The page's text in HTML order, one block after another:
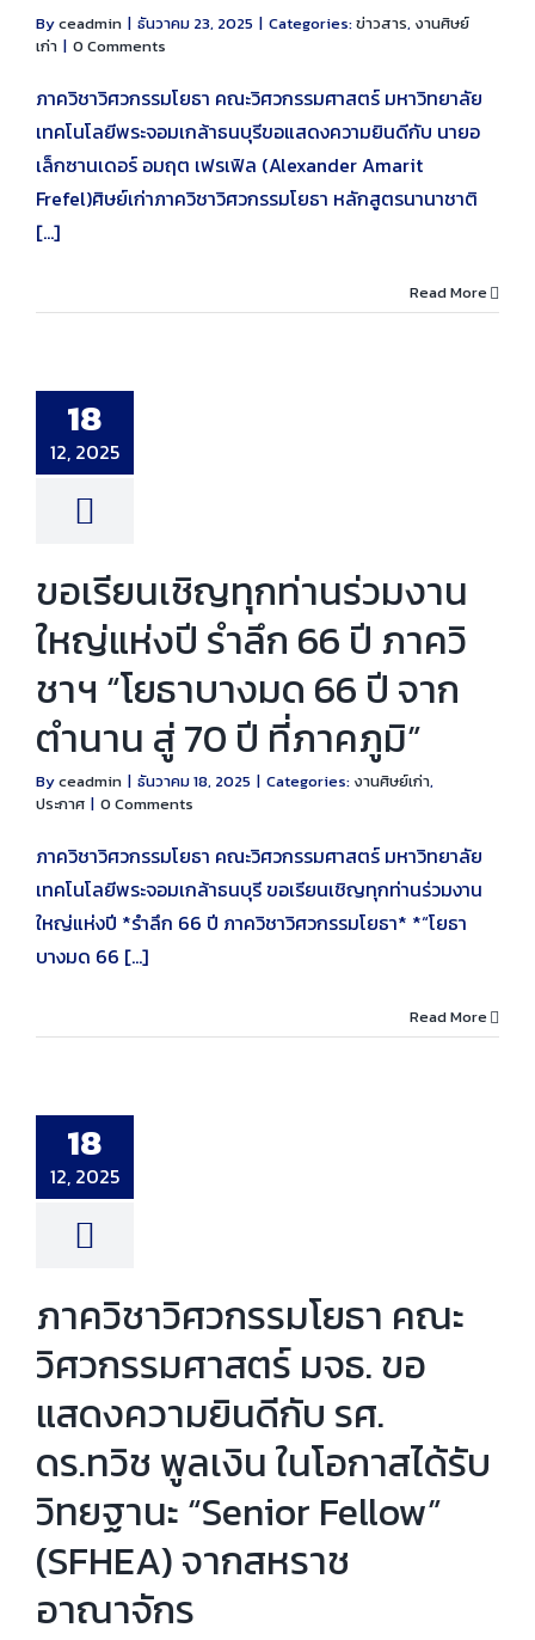
Byceadmin | ธันวาคม 23, 2025 | Categories:ข่าวสาร, งานศิษย์
เก่า | 0 Comments
ภาควิชาวิศวกรรมโยธา คณะวิศวกรรมศาสตร์ มหาวิทยาลัย
เทคโนโลยีพระจอมเกล้าธนบุรีขอแสดงความยินดีกับ นายอ
เล็กซานเดอร์ อมฤต เฟรเฟิล (Alexander Amarit
Frefel)ศิษย์เก่าภาควิชาวิศวกรรมโยธา หลักสูตรนานาชาติ
[...]
Read More
18
12, 2025
ห่งปี รำลึก 66
ฯ “โยธาบางมด
ตำนาน สู่ 70 ปี
ประกาศ
ขอเรียนเชิญทุกท่านร่วมงาน
ใหญ่แห่งปี รำลึก 66 ปี ภาควิ
ชาฯ “โยธาบางมด 66 ปี จาก
ตำนาน สู่ 70 ปี ที่ภาคภูมิ”
Byceadmin | ธันวาคม 18, 2025 | Categories: งานศิษย์เก่า,
ประกาศ | 0 Comments
ภาควิชาวิศวกรรมโยธา คณะวิศวกรรมศาสตร์ มหาวิทยาลัย
เทคโนโลยีพระจอมเกล้าธนบุรี ขอเรียนเชิญทุกท่านร่วมงาน
ใหญ่แห่งปี *รำลึก 66 ปี ภาควิชาวิศวกรรมโยธา* *“โยธา
บางมด 66 [...]
Read More
18
12, 2025
ร.ทวิช พูลเงิน
ได้รับวิทยฐานะ
Fellow”
จากสหราช
าณาจักร
งานศิษย์เก่า
ภาควิชาวิศวกรรมโยธา คณะ
วิศวกรรมศาสตร์ มจธ. ขอ
แสดงความยินดีกับ รศ.
ดร.ทวิช พูลเงิน ในโอกาสได้รับ
วิทยฐานะ “Senior Fellow”
(SFHEA) จากสหราช
อาณาจักร